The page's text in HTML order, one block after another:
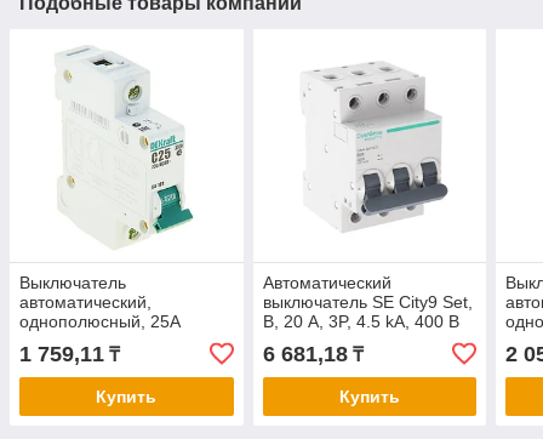
Выключатель
автоматический,
однополюсный, 25А
1 759,11 ₸
Купить
Автоматический
выключатель SE City9 Set,
B, 20 А, 3P, 4.5 kA, 400 В
6 681,18₸
Купить
2